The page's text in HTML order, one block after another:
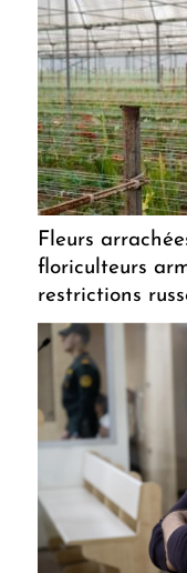
Fleurs
floriculteurs
restrictions